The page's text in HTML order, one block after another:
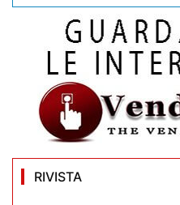
RIVISTA